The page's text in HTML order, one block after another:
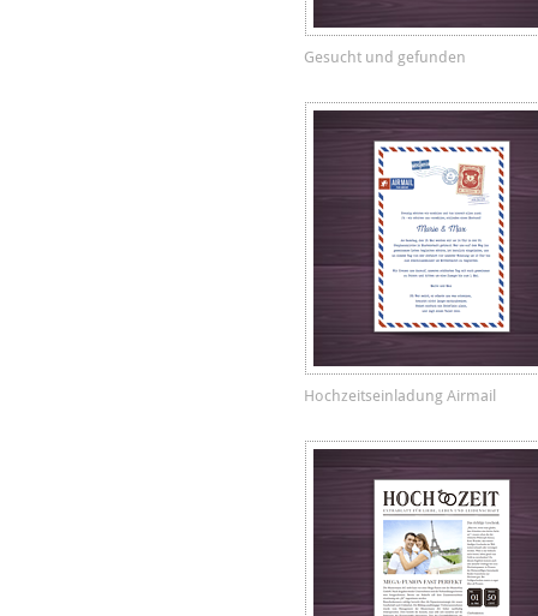
Gesucht und gefunden
Hochzeitseinladung Airmail